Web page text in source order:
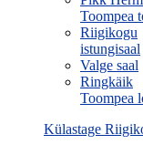
Toompea
Riigikogu
istungisaal
Valge saal
Ringkäik
Toompea
Külastage